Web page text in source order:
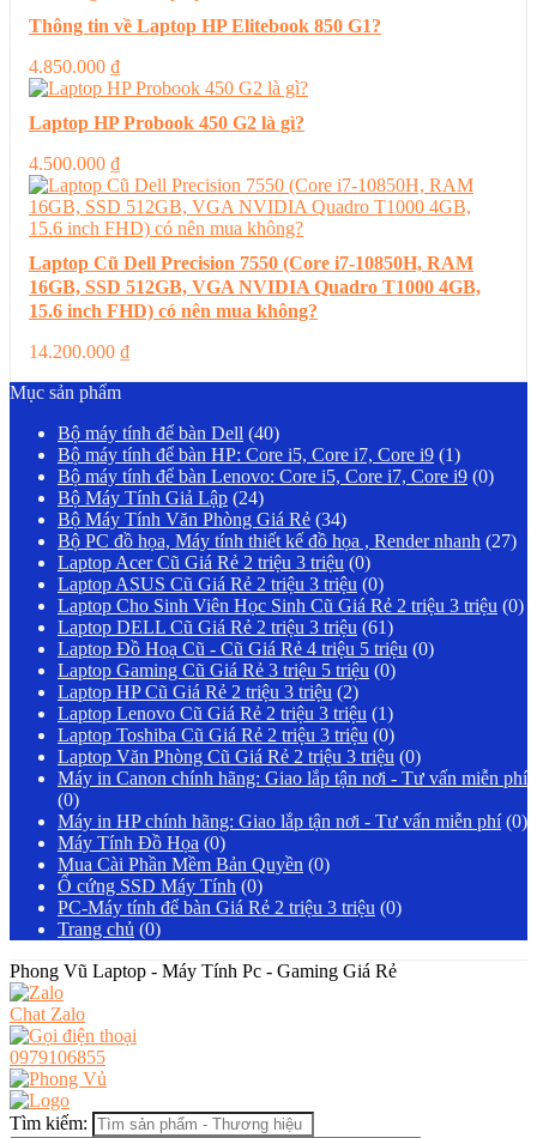
Thông tin về Laptop HP Elitebook 850 G1?
4.850.000 ₫
Laptop HP Probook 450 G2 là gì?
4.500.000 ₫
Laptop Cũ Dell Precision 7550 (Core i7-10850H, RAM
16GB, SSD 512GB, VGA NVIDIA Quadro T1000 4GB,
15.6 inch FHD) có nên mua không?
14.200.000 ₫
Mục sản phẩm
Bộ máy tính để bàn Dell (40)
Bộ máy tính để bàn HP: Core i5, Core i7, Core i9 (1)
Bộ máy tính để bàn Lenovo: Core i5, Core i7, Core i9 (0)
Bộ Máy Tính Giả Lập (24)
Bộ Máy Tính Văn Phòng Giá Rẻ (34)
Bộ PC đồ họa, Máy tính thiết kế đồ họa , Render nhanh (27)
Laptop Acer Cũ Giá Rẻ 2 triệu 3 triệu (0)
Laptop ASUS Cũ Giá Rẻ 2 triệu 3 triệu (0)
Laptop Cho Sinh Viên Học Sinh Cũ Giá Rẻ 2 triệu 3 triệu (0)
Laptop DELL Cũ Giá Rẻ 2 triệu 3 triệu (61)
Laptop Đồ Hoạ Cũ - Cũ Giá Rẻ 4 triệu 5 triệu (0)
Laptop Gaming Cũ Giá Rẻ 3 triệu 5 triệu (0)
Laptop HP Cũ Giá Rẻ 2 triệu 3 triệu (2)
Laptop Lenovo Cũ Giá Rẻ 2 triệu 3 triệu (1)
Laptop Toshiba Cũ Giá Rẻ 2 triệu 3 triệu (0)
Laptop Văn Phòng Cũ Giá Rẻ 2 triệu 3 triệu (0)
Máy in Canon chính hãng: Giao lắp tận nơi - Tư vấn miễn phí
(0)
Máy in HP chính hãng: Giao lắp tận nơi - Tư vấn miễn phí (0)
Máy Tính Đồ Họa (0)
Mua Cài Phần Mềm Bản Quyền (0)
Ổ cứng SSD Máy Tính (0)
PC-Máy tính để bàn Giá Rẻ 2 triệu 3 triệu (0)
Trang chủ (0)
Phong Vũ Laptop - Máy Tính Pc - Gaming Giá Rẻ
Chat Zalo
0979106855
Tìm kiếm: